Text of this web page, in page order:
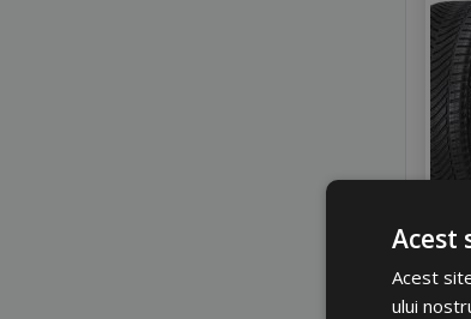
Acest
Acest
ului